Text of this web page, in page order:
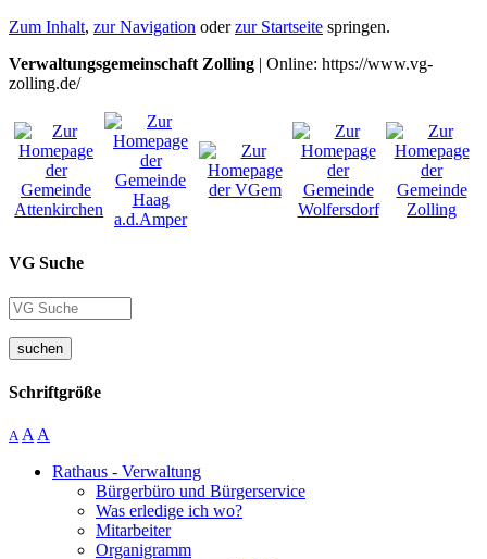
Zum Inhalt, zur Navigation oderzur Startseite springen.
Verwaltungsgemeinschaft Zolling | Online: https://www.vg-
zolling.de/
VG Suche
suchen
Schriftgröße
A A A
Rathaus - Verwaltung
Bürgerbüro und Bürgerservice
Was erledige ich wo?
Mitarbeiter
Organigramm